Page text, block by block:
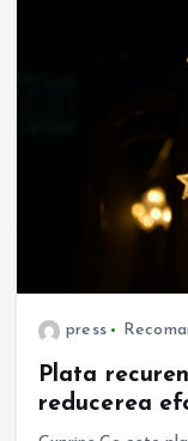
press
Plata
reducerea